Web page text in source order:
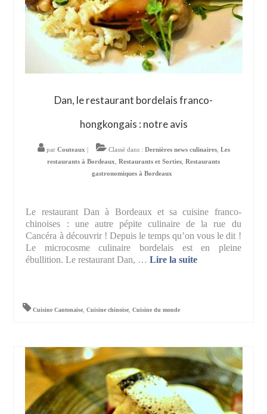
Dan, le restaurant bordelais franco-
hongkongais : notre avis
par Couteaux Classé dans : Dernières news culinaires, Les
restaurants à Bordeaux Restaurants et Sorties Restaurants
gastronomiques à Bordeaux
Le restaurant Dan à Bordeaux et sa cuisine franco-
chinoises : une autre pépite culinaire de la rue du
Cancéra à découvrir ! Depuis le temps qu’on vous le dit !
Le microcosme culinaire bordelais est en pleine
ébullition. Le restaurant Dan, …Lire la suite­­
Cuisine Cantonaise,Cuisine chinoise,Cuisine du monde